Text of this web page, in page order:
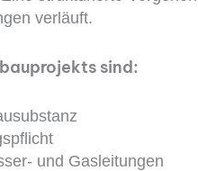
verläuft.
sind:
und Gasleitungen